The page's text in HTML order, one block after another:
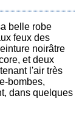
belle robe
feux des
noirâtre
et deux
l'air très
bombes,
dans quelques